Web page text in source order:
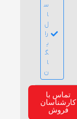
س
ا
ل
را
ی
گ
ا
ن
تماس با
کارشناسان
فروش